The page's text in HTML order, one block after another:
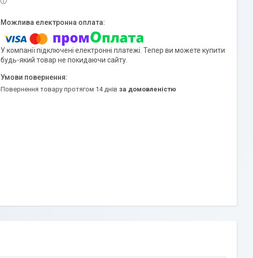
У компанії підключені електронні платежі. Тепер ви можете купити
будь-який товар не покидаючи сайту.
повернення товару протягом 14 днів за домовленістю